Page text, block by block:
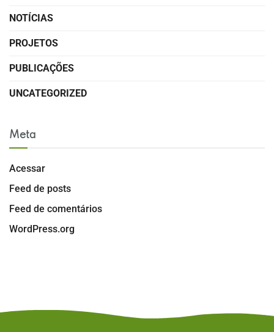
NOTÍCIAS
PROJETOS
PUBLICAÇÕES
UNCATEGORIZED
Meta
Acessar
Feed de posts
Feed de comentários
WordPress.org